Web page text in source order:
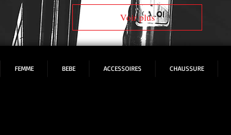
Voir plus
FEMME BEBE ACCESSOIRES CHAUSSURE